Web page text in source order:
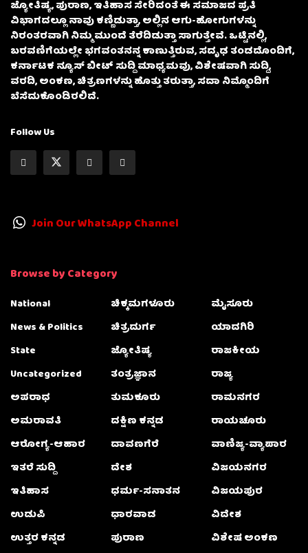
ಜ್ಯೋತಿಷ್ಯ, ಪುರಾಣ, ಇತಿಹಾಸ ಸೇರಿದಂತೆ ಈ ಸಮಾಜದ ಪ್ರತಿ
ವಿಭಾಗದಲ್ಲೂ ನಾವು ಕಣ್ಣಿಡುತ್ತಾ, ಅಲ್ಲಿನ ಆಗು-ಹೋಗುಗಳನ್ನು
ನಿರಂತರವಾಗಿ ನಿಮ್ಮ ಮುಂದೆ ತೆರೆದಿಡುತ್ತಾ ಸಾಗುತ್ತೇವೆ. ಒಟ್ಟಿನಲ್ಲಿ,
ಬರವಣಿಗೆಯಲ್ಲೇ ಭಗವಂತನನ್ನ ಕಾಣುತ್ತಿರುವ, ಸದೃಢ ತಂಡದೊಂದಿಗೆ,
ಕರ್ನಾಟಕ ನ್ಯೂಸ್ ಬೀಟ್ ಸುದ್ದಿ ಮಾಧ್ಯಮವು, ವಿಶೇಷವಾಗಿ ಸುದ್ದಿ,
ವರದಿ, ಅಂಕಣ, ಚಿತ್ರಣಗಳನ್ನು ಹೊತ್ತು ತರುತ್ತಾ, ಸದಾ ನಿಮ್ಮೊಂದಿಗೆ
ಬೆಸೆದುಕೊಂಡಿರಲಿದೆ.
Follow Us
Join Our WhatsApp Channel
Browse by Category
National
News & Politics
State
Uncategorized
ಅಪರಾಧ
ಅಮರಾವತಿ
ಆರೋಗ್ಯ-ಆಹಾರ
ಇತರೆ ಸುದ್ದಿ
ಇತಿಹಾಸ
ಉಡುಪಿ
ಉತ್ತರ ಕನ್ನಡ
ಚಿಕ್ಕಮಗಳೂರು
ಚಿತ್ರದುರ್ಗ
ಜ್ಯೋತಿಷ್ಯ
ತಂತ್ರಜ್ಞಾನ
ತುಮಕೂರು
ದಕ್ಷಿಣ ಕನ್ನಡ
ದಾವಣಗೆರೆ
ದೇಶ
ಧರ್ಮ-ಸನಾತನ
ಧಾರವಾಡ
ಪುರಾಣ
ಮೈಸೂರು
ಯಾದಗಿರಿ
ರಾಜಕೀಯ
ರಾಜ್ಯ
ರಾಮನಗರ
ರಾಯಚೂರು
ವಾಣಿಜ್ಯ-ವ್ಯಾಪಾರ
ವಿಜಯನಗರ
ವಿಜಯಪುರ
ವಿದೇಶ
ವಿಶೇಷ ಅಂಕಣ